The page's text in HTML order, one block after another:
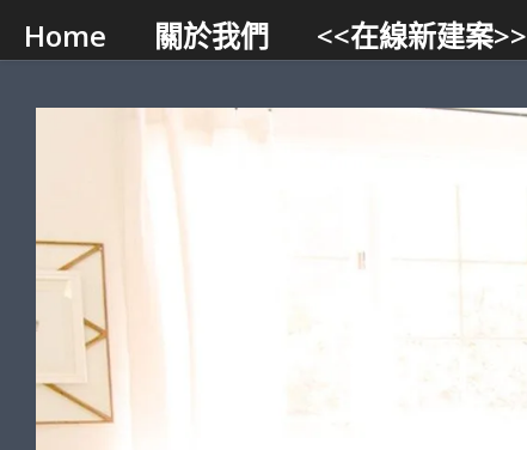
Skip to content
Home 關於我們 <<在線新建案>>
智能小幫手